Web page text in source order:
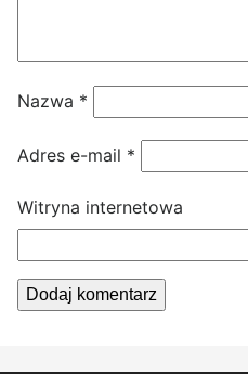
Nazwa *
Adres e-mail *
Witryna internetowa